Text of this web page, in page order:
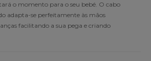
o momento para o seu bebé. O cabo
adapta-se perfeitamente às mãos
facilitando a sua pega e criando